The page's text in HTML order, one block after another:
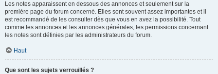
Les notes apparaissent en dessous des annonces et seulement sur la
première page du forum concerné. Elles sont souvent assez importantes et il
est recommandé de les consulter dès que vous en avez la possibilité. Tout
comme les annonces et les annonces générales, les permissions concernant
les notes sont définies par les administrateurs du forum.
Haut
Que sont les sujets verrouillés ?